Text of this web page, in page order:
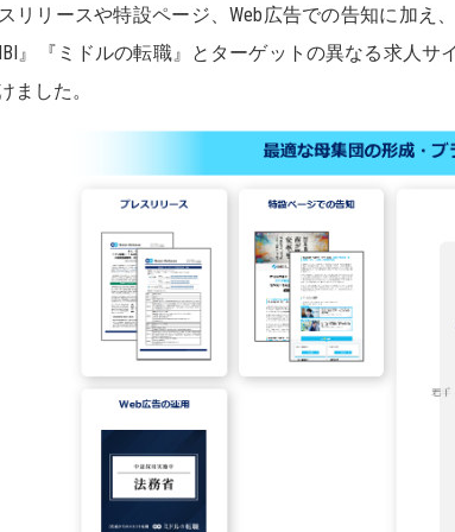
リリースや特設ページ、Web広告での告知に加え
』『ミドルの転職』とターゲットの異なる求人
ました。